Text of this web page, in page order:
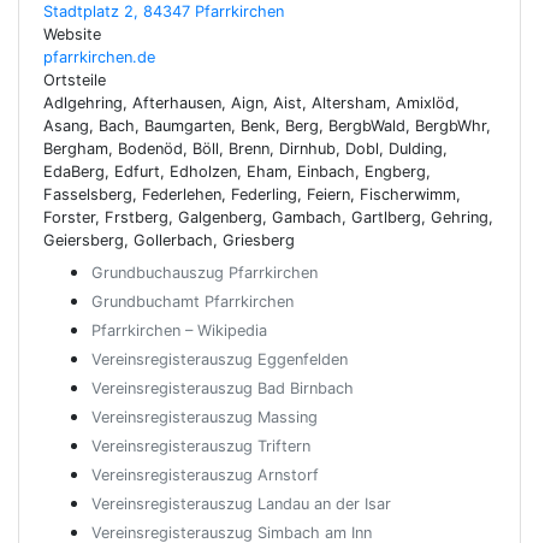
Stadtplatz 2, 84347 Pfarrkirchen
Website
pfarrkirchen.de
Ortsteile
Adlgehring, Afterhausen, Aign, Aist, Altersham, Amixlöd,
Asang, Bach, Baumgarten, Benk, Berg, BergbWald, BergbWhr,
Bergham, Bodenöd, Böll, Brenn, Dirnhub, Dobl, Dulding,
EdaBerg, Edfurt, Edholzen, Eham, Einbach, Engberg,
Fasselsberg, Federlehen, Federling, Feiern, Fischerwimm,
Forster, Frstberg, Galgenberg, Gambach, Gartlberg, Gehring,
Geiersberg, Gollerbach, Griesberg
Grundbuchauszug Pfarrkirchen
Grundbuchamt Pfarrkirchen
Pfarrkirchen – Wikipedia
Vereinsregisterauszug Eggenfelden
Vereinsregisterauszug Bad Birnbach
Vereinsregisterauszug Massing
Vereinsregisterauszug Triftern
Vereinsregisterauszug Arnstorf
Vereinsregisterauszug Landau an der Isar
Vereinsregisterauszug Simbach am Inn